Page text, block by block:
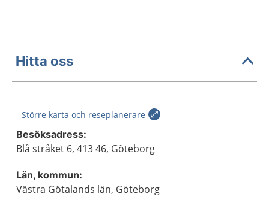
Hitta oss
Större karta och reseplanerare
Besöksadress:
Blå stråket 6, 413 46, Göteborg
Län, kommun:
Västra Götalands län, Göteborg